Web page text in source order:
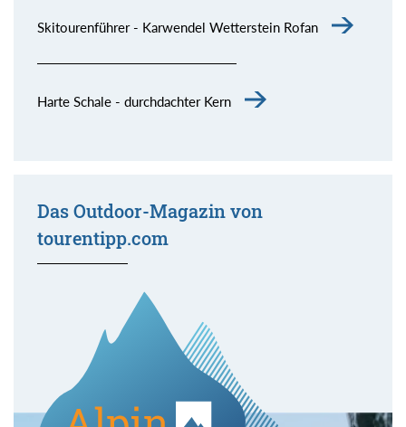
Skitourenführer - Karwendel Wetterstein Rofan
Harte Schale - durchdachter Kern
Das Outdoor-Magazin von
tourentipp.com